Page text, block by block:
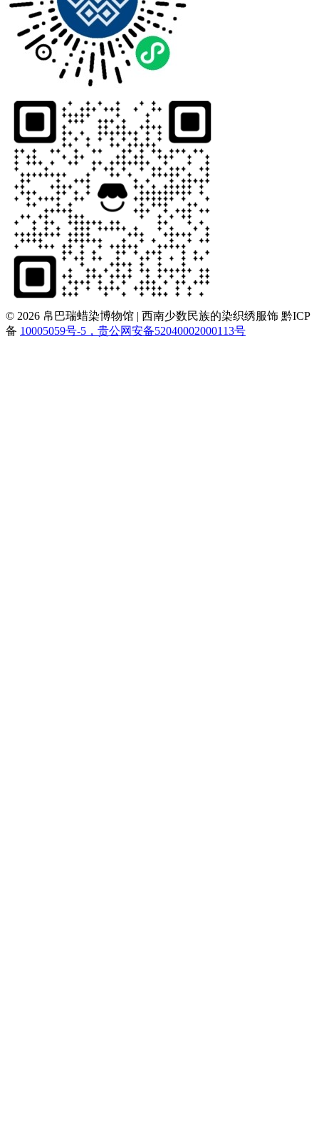
© 2026 帛巴瑞蜡染博物馆 | 西南少数民族的染织绣服饰 黔ICP
备 10005059号-5，贵公网安备52040002000113号